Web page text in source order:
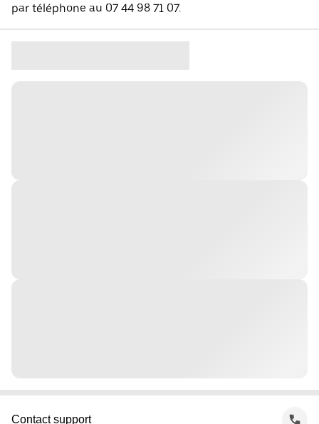
par téléphone au 07 44 98 71 07.
Contact support